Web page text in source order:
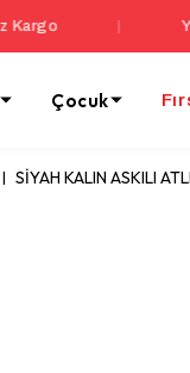
Yeni Üyelere
Çocuk
SİYAH KALIN ASKILI